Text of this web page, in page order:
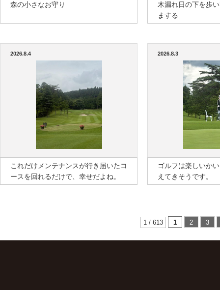
森の小さなお守り
木漏れ日の下を歩
まする
2026.8.4
これだけメンテナンスが行き届いたコ
ースを回れるだけで、幸せだよね。
2026.8.3
ゴルフは楽しいか
えてきそうです。
1 / 613 1 2 3